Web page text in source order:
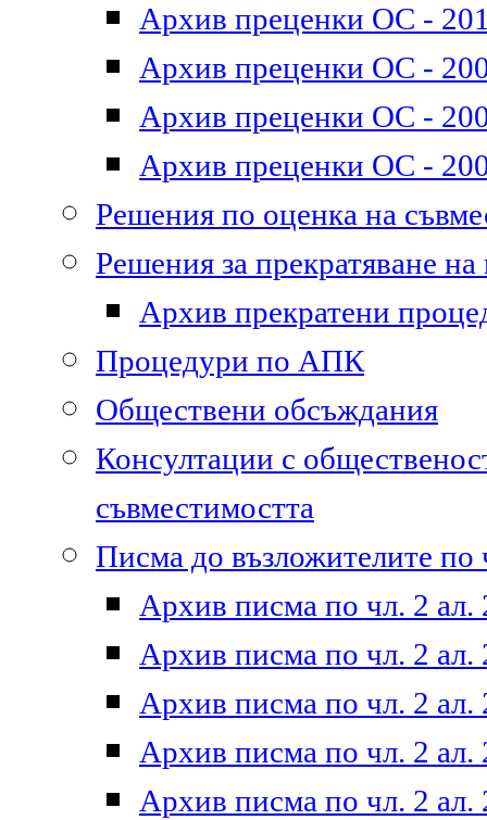
Архив преценки ОС -
Архив преценки ОС -
Архив преценки ОС -
Архив преценки ОС -
Решения по оценка на
Решения за прекратяване
Архив прекратени
Процедури по АПК
Обществени обсъждания
Консултации с
съвместимостта
Писма до възложителите по
Архив писма по чл. 2 ал.
Архив писма по чл. 2 ал.
Архив писма по чл. 2 ал.
Архив писма по чл. 2 ал.
Архив писма по чл. 2 ал.